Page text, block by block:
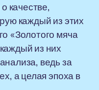
качестве,
каждый из этих
«Золотого мяча
из них
ведь за
а целая эпоха в